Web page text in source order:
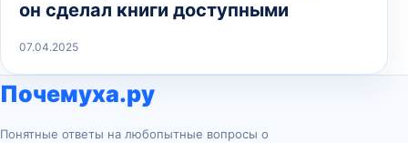
он сделал книги доступными
07.04.2025
Почемуха.ру
Понятные ответы на любопытные вопросы о